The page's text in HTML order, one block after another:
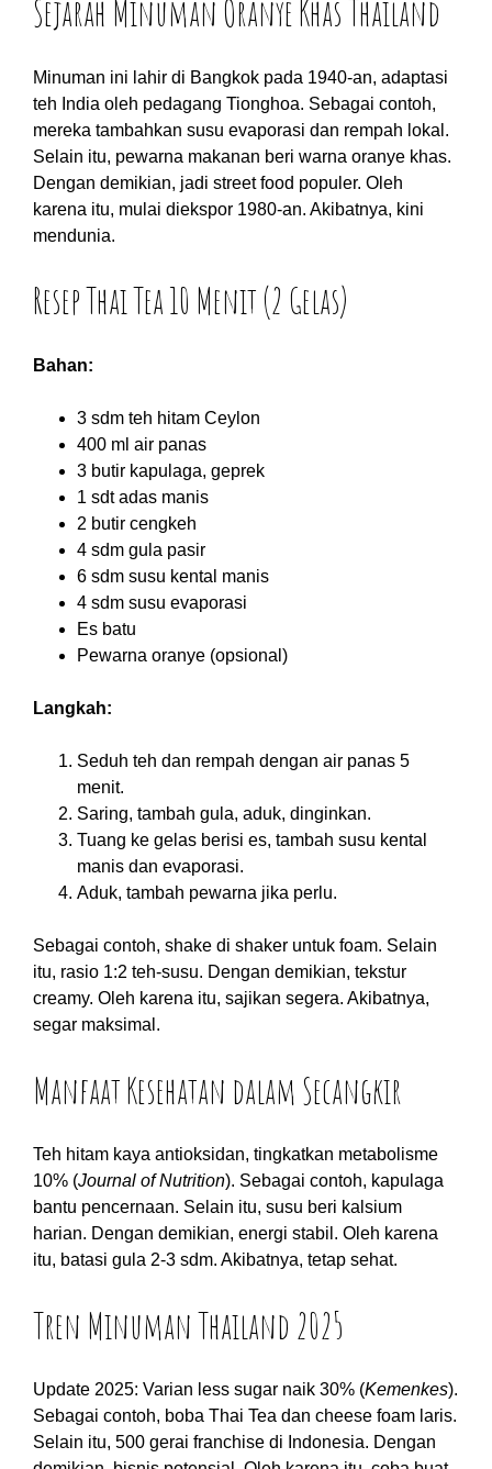
Sejarah Minuman Oranye Khas Thailand
Minuman ini lahir di Bangkok pada 1940-an, adaptasi
teh India oleh pedagang Tionghoa. Sebagai contoh,
mereka tambahkan susu evaporasi dan rempah lokal.
Selain itu, pewarna makanan beri warna oranye khas.
Dengan demikian, jadi street food populer. Oleh
karena itu, mulai diekspor 1980-an. Akibatnya, kini
mendunia.
Resep Thai Tea 10 Menit (2 Gelas)
Bahan:
3 sdm teh hitam Ceylon
400 ml air panas
3 butir kapulaga, geprek
1 sdt adas manis
2 butir cengkeh
4 sdm gula pasir
6 sdm susu kental manis
4 sdm susu evaporasi
Es batu
Pewarna oranye (opsional)
Langkah:
Seduh teh dan rempah dengan air panas 5
menit.
Saring, tambah gula, aduk, dinginkan.
Tuang ke gelas berisi es, tambah susu kental
manis dan evaporasi.
Aduk, tambah pewarna jika perlu.
Sebagai contoh, shake di shaker untuk foam. Selain
itu, rasio 1:2 teh-susu. Dengan demikian, tekstur
creamy. Oleh karena itu, sajikan segera. Akibatnya,
segar maksimal.
Manfaat Kesehatan dalam Secangkir
Teh hitam kaya antioksidan, tingkatkan metabolisme
10% (Journal of Nutrition). Sebagai contoh, kapulaga
bantu pencernaan. Selain itu, susu beri kalsium
harian. Dengan demikian, energi stabil. Oleh karena
itu, batasi gula 2-3 sdm. Akibatnya, tetap sehat.
Tren Minuman Thailand 2025
Update 2025: Varian less sugar naik 30% (Kemenkes).
Sebagai contoh, boba Thai Tea dan cheese foam laris.
Selain itu, 500 gerai franchise di Indonesia. Dengan